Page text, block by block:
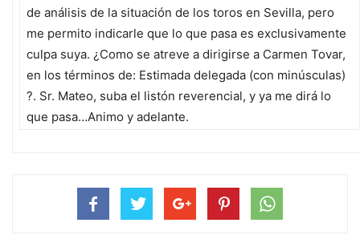
de análisis de la situación de los toros en Sevilla, pero
me permito indicarle que lo que pasa es exclusivamente
culpa suya. ¿Como se atreve a dirigirse a Carmen Tovar,
en los términos de: Estimada delegada (con minúsculas)
?. Sr. Mateo, suba el listón reverencial, y ya me dirá lo
que pasa…Animo y adelante.